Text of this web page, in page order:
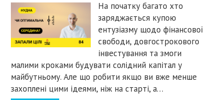
На початку багато хто
заряджається купою
ентузіазму щодо фінансової
свободи, довгострокового
інвестування та змоги
малими кроками будувати солідний капітал у
майбутньому. Але що робити якщо ви вже менше
захоплені цими ідеями, ніж на старті, а…